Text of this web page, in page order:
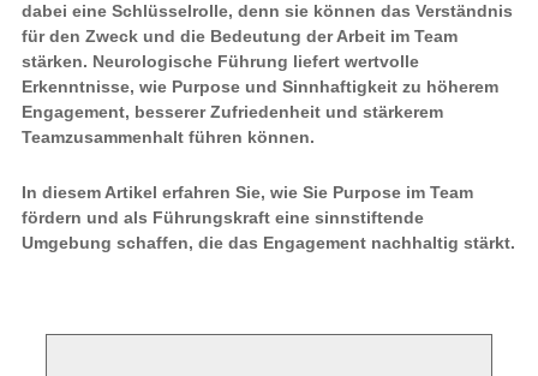
dabei eine Schlüsselrolle, denn sie können das Verständnis
für den Zweck und die Bedeutung der Arbeit im Team
stärken. Neurologische Führung liefert wertvolle
Erkenntnisse, wie Purpose und Sinnhaftigkeit zu höherem
Engagement, besserer Zufriedenheit und stärkerem
Teamzusammenhalt führen können.
In diesem Artikel erfahren Sie, wie Sie Purpose im Team
fördern und als Führungskraft eine sinnstiftende
Umgebung schaffen, die das Engagement nachhaltig stärkt.